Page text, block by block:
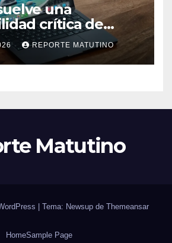
una
crítica de
tu Mac
REPORTE MATUTINO
Matutino
| Tema: Newsup de Themeansar
HomeSample Page